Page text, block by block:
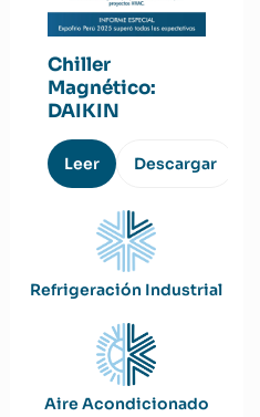
Chiller
Magnético:
DAIKIN
Leer Descargar
Refrigeración Industrial
Aire Acondicionado